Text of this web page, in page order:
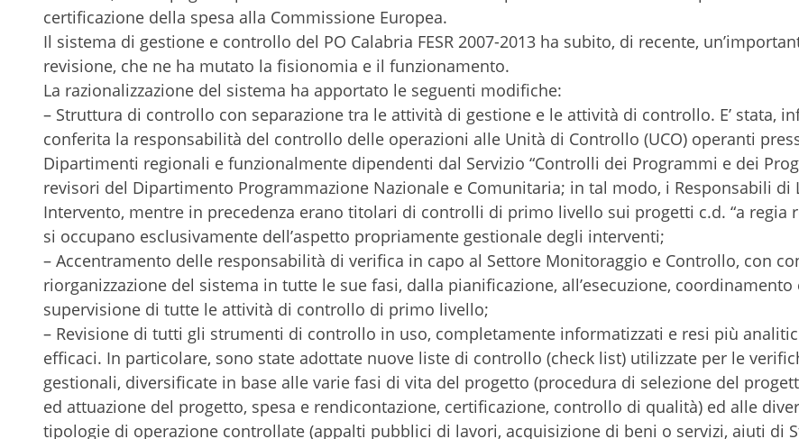
certificazione della spesa alla Commissione Europea.
Il sistema di gestione e controllo del PO Calabria FESR 2007-2013 ha subito, di recente,
revisione, che ne ha mutato la fisionomia e il funzionamento.
La razionalizzazione del sistema ha apportato le seguenti modifiche:
– Struttura di controllo con separazione tra le attività di gestione e le attività di controllo. E’ stata,
conferita la responsabilità del controllo delle operazioni alle Unità di Controllo (UCO) operanti
Dipartimenti regionali e funzionalmente dipendenti dal Servizio “Controlli dei Programmi e dei
revisori del Dipartimento Programmazione Nazionale e Comunitaria; in tal modo, i Responsabili di
Intervento, mentre in precedenza erano titolari di controlli di primo livello sui progetti c.d. “a regia
si occupano esclusivamente dell’aspetto propriamente gestionale degli interventi;
– Accentramento delle responsabilità di verifica in capo al Settore Monitoraggio e Controllo, con
riorganizzazione del sistema in tutte le sue fasi, dalla pianificazione, all’esecuzione, coordinamento
supervisione di tutte le attività di controllo di primo livello;
– Revisione di tutti gli strumenti di controllo in uso, completamente informatizzati e resi più
efficaci. In particolare, sono state adottate nuove liste di controllo (check list) utilizzate per le
gestionali, diversificate in base alle varie fasi di vita del progetto (procedura di selezione del
ed attuazione del progetto, spesa e rendicontazione, certificazione, controllo di qualità) ed alle
tipologie di operazione controllate (appalti pubblici di lavori, acquisizione di beni o servizi, aiuti di